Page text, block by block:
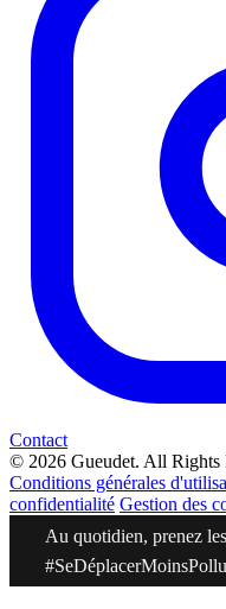
Contact
© 2026 Gueudet. All Rights
Conditions générales
confidentialité Gestion des
Au quotidien, prenez